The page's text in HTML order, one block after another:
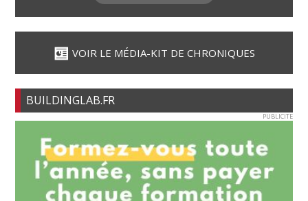
VOIR LE MÉDIA-KIT DE CHRONIQUES
BUILDINGLAB.FR
PUBLICITE